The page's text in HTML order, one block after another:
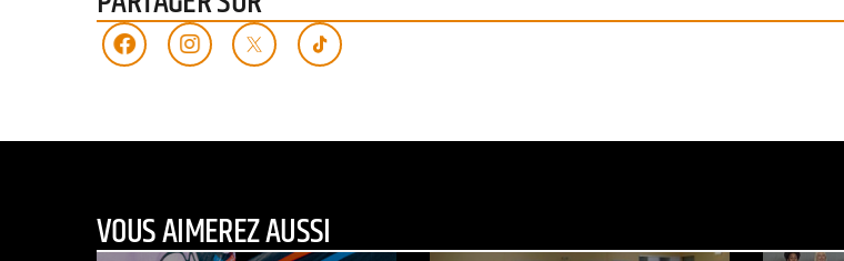
VOUS AIMEREZ AUSSI